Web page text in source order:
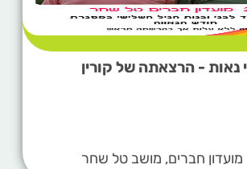
נאות - הרצאתה של קורין
מועדון חברים, מושב טל שחר